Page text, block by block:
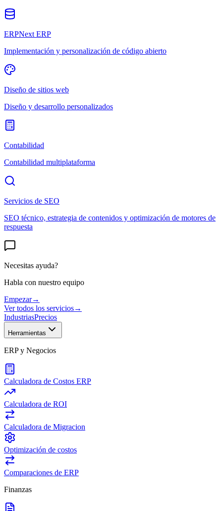
ERPNext ERP
Implementación y personalización de código abierto
Diseño de sitios web
Diseño y desarrollo personalizados
Contabilidad
Contabilidad multiplataforma
Servicios de SEO
SEO técnico, estrategia de contenidos y optimización de motores de
respuesta
Necesitas ayuda?
Habla con nuestro equipo
Empezar→
Ver todos los servicios→
IndustriasPrecios
Herramientas
ERP y Negocios
Calculadora de Costos ERP
Calculadora de ROI
Calculadora de Migracion
Optimización de costos
Comparaciones de ERP
Finanzas